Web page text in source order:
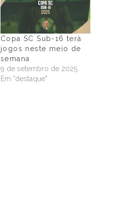
Copa SC Sub-16 terá
jogos neste meio de
semana
9 de setembro de 2025
Em "destaque"